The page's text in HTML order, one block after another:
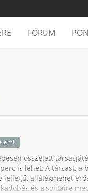
FÓRUM
összetett
is lehet. A társast,
a játékmenet
és a solitaire